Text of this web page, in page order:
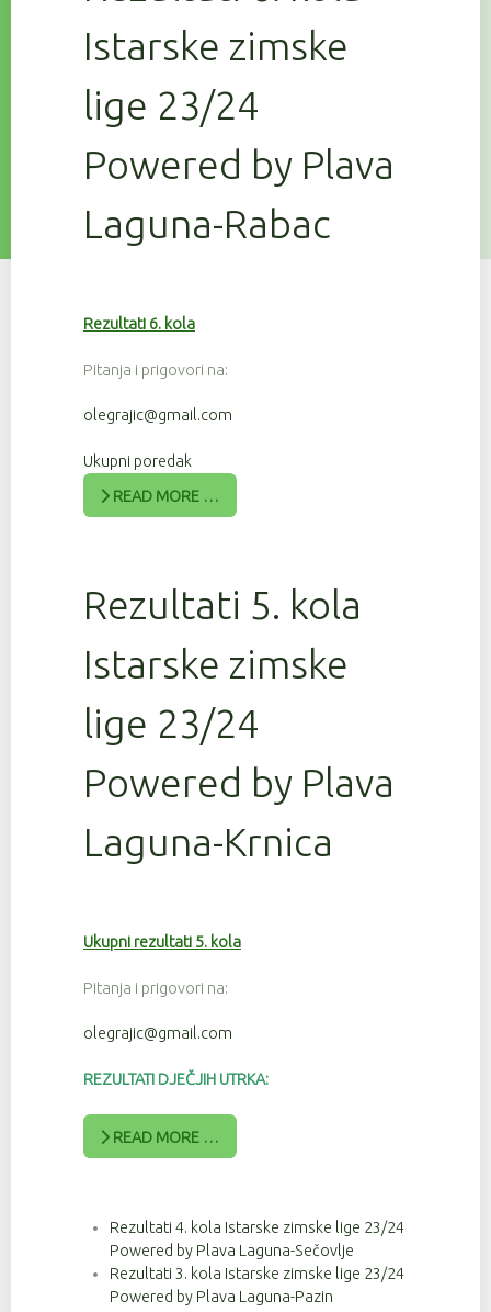
Istarske zimske
lige 23/24
Powered by Plava
Laguna-Rabac
Rezultati 6. kola
Pitanja i prigovori na:
olegrajic@gmail.com
Ukupni poredak
READ MORE …
Rezultati 5. kola
Istarske zimske
lige 23/24
Powered by Plava
Laguna-Krnica
Ukupni rezultati 5. kola
Pitanja i prigovori na:
olegrajic@gmail.com
REZULTATI DJEČJIH UTRKA:
READ MORE …
Rezultati 4. kola Istarske zimske lige 23/24
Powered by Plava Laguna-Sečovlje
Rezultati 3. kola Istarske zimske lige 23/24
Powered by Plava Laguna-Pazin